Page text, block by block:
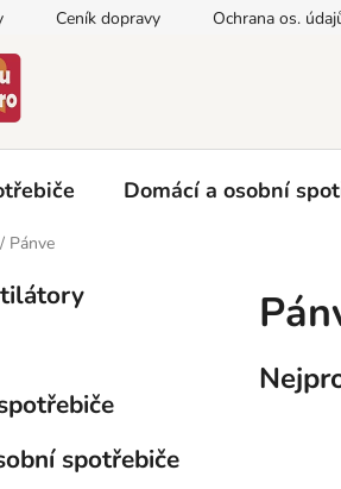
Ceník dopravy Ochrana os.
Domácí a osobní
/ Pánve
spotřebiče